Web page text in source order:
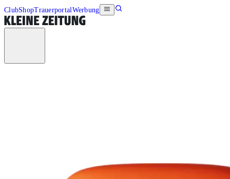
ClubShopTrauerportalWerbung